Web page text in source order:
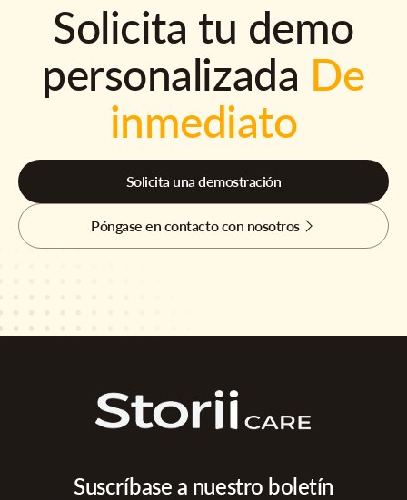
Solicita tu demo
personalizada De
inmediato
Solicita una demostración
Póngase en contacto con nosotros
Suscríbase a nuestro boletín